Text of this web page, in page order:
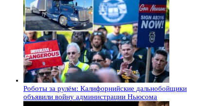
Роботы за рулём: Калифорнийские дальнобойщики
объявили войну администрации Ньюсома